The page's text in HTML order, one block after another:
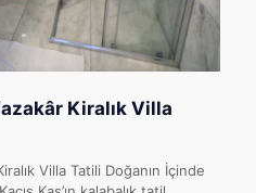
Kiralık Villa
Villa Tatili Doğanın İçinde